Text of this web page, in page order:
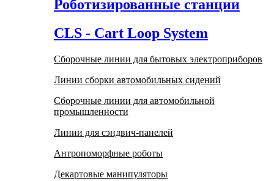
Роботизированные станции
CLS - Cart Loop System
Сборочные линии для бытовых электроприборов
Линии сборки автомобильных сидений
Сборочные линии для автомобильной
промышленности
Линии для сэндвич-панелей
Антропоморфные роботы
Декартовые манипуляторы